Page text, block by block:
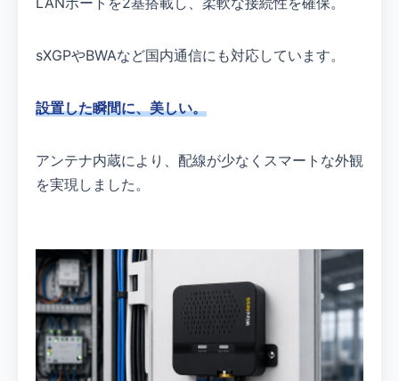
sXGPやBWAなど国内通信にも対応しています。
設置した瞬間に、美しい。
アンテナ内蔵により、配線が少なくスマートな外観
を実現しました。